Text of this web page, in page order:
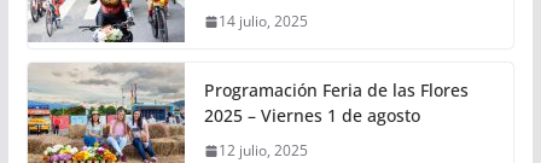
14 julio, 2025
Programación Feria de las Flores
2025 – Viernes 1 de agosto
12 julio, 2025